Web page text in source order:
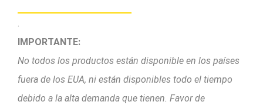
.
IMPORTANTE:
No todos los productos están disponible en los países
fuera de los EUA, ni están disponibles todo el tiempo
debido a la alta demanda que tienen. Favor de